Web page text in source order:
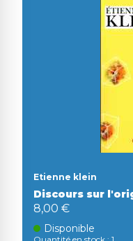
Etienne klein
Discours sur
8,00 €
Disponible